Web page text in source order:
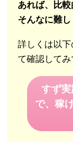
あれば、比
そんなに難
詳しくは以
て確認してみ
すず
で、稼